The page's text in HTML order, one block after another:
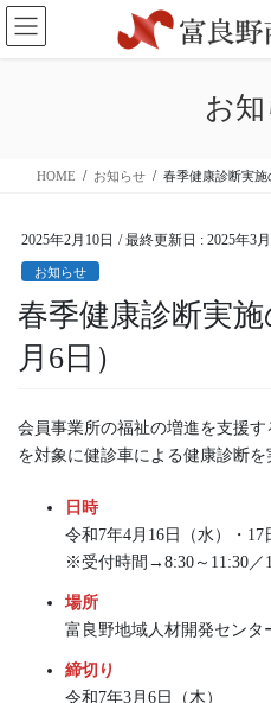
コ
ン
ナ
ビ
お
HOME お知らせ 春季健康診断実施
2025年2月10日 / 最終更新日 : 2025年3
お知らせ
春季健康診断実
月6日）
会員事業所の福祉の増進を支援
を対象に健診車による健康診断を
日時
令和7年4月16日（水）・
※受付時間→8:30～11:30／
場所
富良野地域人材開発センタ
締切り
令和7年3月6日（木）